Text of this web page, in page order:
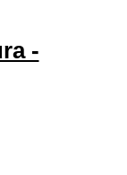
-